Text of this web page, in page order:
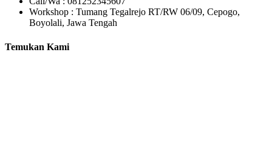
Workshop : Tumang Tegalrejo RT/RW 06/09, Cepogo,
Boyolali, Jawa Tengah
Temukan Kami